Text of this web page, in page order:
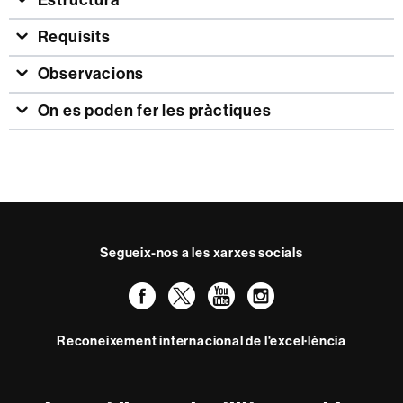
Requisits
Observacions
On es poden fer les pràctiques
Segueix-nos a les xarxes socials
Facebook
TwitterYouTube
Instagram
Reconeixement internacional de l'excel·lència